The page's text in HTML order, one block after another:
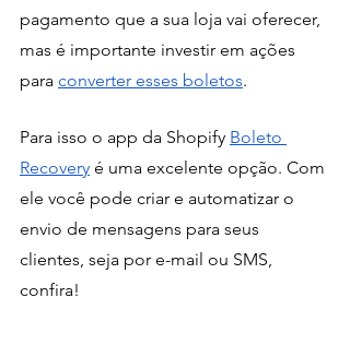
pagamento que a sua loja vai oferecer,
mas é importante investir em ações
para converter esses boletos.
Para isso o app da Shopify Boleto
Recovery é uma excelente opção. Com
ele você pode criar e automatizar o
envio de mensagens para seus
clientes, seja por e-mail ou SMS,
confira!